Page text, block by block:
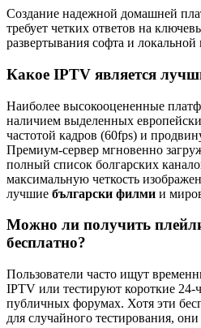
Создание надежной домашней
требует четких ответов на
развертывания софта и локальной
Какое IPTV является
Наиболее высокооцененные
наличием выделенных
частотой кадров (60fps) и
Премиум-сервер мгновенно
полный список болгарских
максимальную четкость
лучшие български филми и
Можно ли получить
бесплатно?
Пользователи часто ищут
IPTV или тестируют короткие 24-
публичных форумах. Хотя эти
для случайного тестирования,